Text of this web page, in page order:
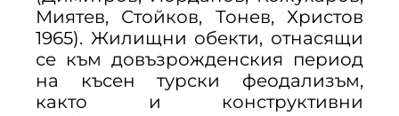
Миятев, Стойков, Тонев, Христов
1965). Жилищни обекти, отнасящи
се към довъзрожденския период
на късен турски феодализъм,
както и конструктивни